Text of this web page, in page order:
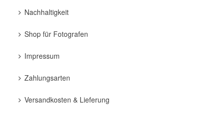
Nachhaltigkeit
Shop für Fotografen
Impressum
Zahlungsarten
Versandkosten & Lieferung